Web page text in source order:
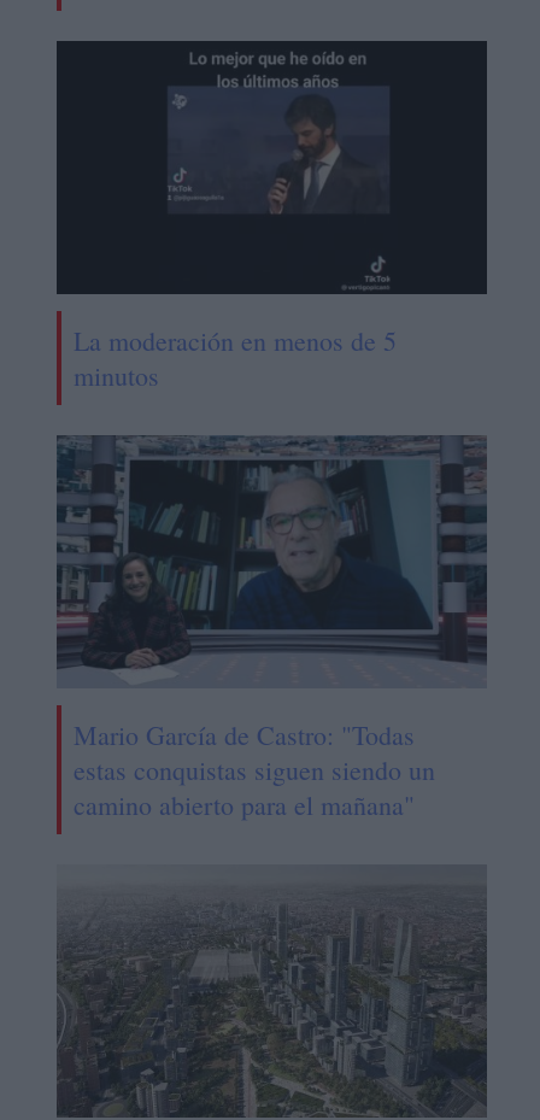
La moderación en menos de 5
minutos
Mario García de Castro: "Todas
estas conquistas siguen siendo un
camino abierto para el mañana"